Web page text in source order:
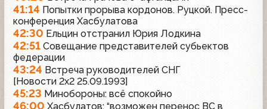
41:14 Попытки прорыва кордонов. Руцкой. Пресс-
конференция Хасбулатова
42:30 Ельцин отстранил Юрия Лодкина
42:51 Совещание представителей субьектов
федерации
43:24 Встреча руководителей СНГ
[Новости 2х2 25.09.1993]
45:23 Минобороны: всё спокойно
46:00 Хасбулатов: “возможен перенос ВС в